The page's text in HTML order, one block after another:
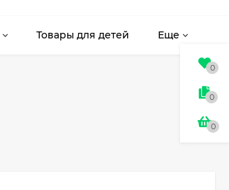
Товары для детей Еще
0
0
0